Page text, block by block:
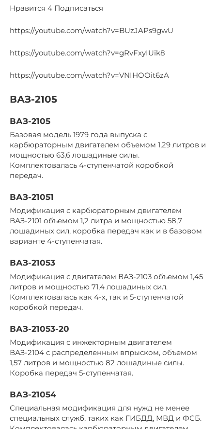
Нравится 4 Подписаться
https://youtube.com/watch?v=BUzJAPs9gwU
https://youtube.com/watch?v=gRvFxyIUik8
https://youtube.com/watch?v=VNIHOOit6zA
ВАЗ-2105
ВАЗ-2105
Базовая модель 1979 года выпуска с
карбюраторным двигателем объемом 1,29 литров и
мощностью 63,6 лошадиные силы.
Комплектовалась 4-ступенчатой коробкой
передач.
ВАЗ-21051
Модификация с карбюраторным двигателем
ВАЗ-2101 объемом 1,2 литра и мощностью 58,7
лошадиных сил, коробка передач как и в базовом
варианте 4-ступенчатая.
ВАЗ-21053
Модификация с двигателем ВАЗ-2103 объемом 1,45
литров и мощностью 71,4 лошадиных сил.
Комплектовалась как 4-х, так и 5-ступенчатой
коробкой передач.
ВАЗ-21053-20
Модификация с инжекторным двигателем
ВАЗ-2104 с распределенным впрыском, объемом
1,57 литров и мощностью 82 лошадиные силы.
Коробка передач 5-ступенчатая.
ВАЗ-21054
Специальная модификация для нужд не менее
специальных служб, таких как ГИБДД, МВД и ФСБ.